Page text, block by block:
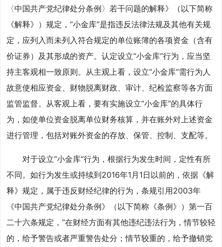
〈中国共产党纪律处分条例〉若干问题的解释》（以下简称
《解释》）规定，“小金库”是指违反法律法规及其他有关规
定，应列入而未列入符合规定的单位账簿的各项资金（含有
价证券）及其形成的资产。认定设立“小金库”行为，应当坚
持主客观相一致原则。从主观上看，设立“小金库”需行为人
故意使相应资金、财物脱离财政、审计、纪检监察等各方面
监管监督。从客观上看，要有实施设立“小金库”的具体行
为，如使单位资金脱离单位财务核算，并在账外对上述资金
进行管理，包括对账外资金的存放、保管、控制、支配等。
对于设立“小金库”行为，根据行为发生时间，定性有所
不同。如行为发生或持续到2016年1月1日以前的，依据《解
释》规定，属于违反财经纪律的行为，条规引用2003年
《中国共产党纪律处分条例》（以下简称《条例》）第一百
二十六条规定，“在财经方面有其他违纪违法行为，情节较轻
的，给予警告或者严重警告处分；情节较重的，给予撤销党